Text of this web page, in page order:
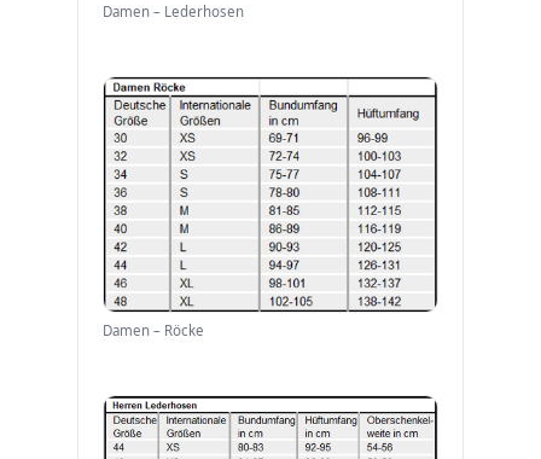
Damen – Lederhosen
Damen – Röcke